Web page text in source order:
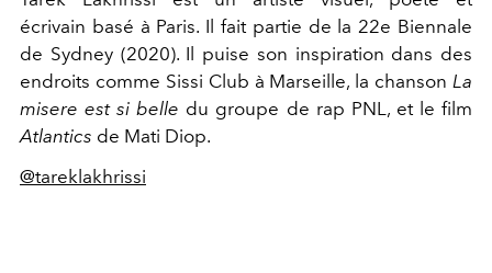
écrivain basé à Paris. Il fait partie de la 22e Biennale
de Sydney (2020). Il puise son inspiration dans des
endroits comme Sissi Club à Marseille, la chanson La
misere est si belle du groupe de rap PNL, et le film
Atlantics de Mati Diop.
@tareklakhrissi